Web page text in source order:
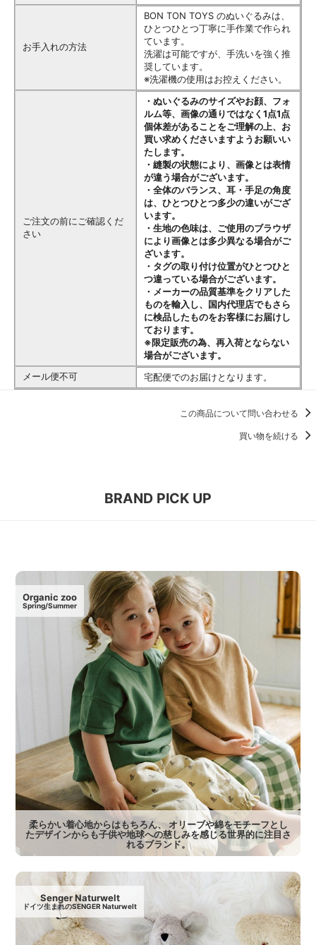
お手入れの方法
BON TON TOYS のぬいぐるみは、
ひとつひとつ丁寧に手作業で作られ
ています。
洗濯は可能ですが、手洗いを強く推
奨しています。
※洗濯機の使用はお控えください。
ご注文の前にご確認くだ
さい
・ぬいぐるみのサイズやお顔、フォ
ルム等、画像の通りではなく1点1点
個体差があることをご理解の上、お
買い求めくださいますようお願いい
たします。
・縫製の状態により、画像とは表情
が違う場合がございます。
・全体のバランス、耳・手足の角度
は、ひとつひとつ多少の違いがござ
います。
・生地の色味は、ご使用のブラウザ
により画像とは多少異なる場合がご
ざいます。
・タグの取り付け位置がひとつひと
つ違っている場合がございます。
・メーカーの品質基準をクリアした
ものを輸入し、国内代理店でもさら
に検品したものをお客様にお届けし
ております。
※限定販売の為、再入荷とならない
場合がございます。
メール便不可
宅配便でのお届けとなります。
この商品について問い合わせる
買い物を続ける
BRAND PICK UP
Organic zoo
Spring/Summer
柔らかい着心地からはもちろん、 オリーブや綿をモチーフとし
たデザインからも子供や地球への慈しみを感じる世界的に注目さ
れるブランド。
Senger Naturwelt
ドイツ生まれのSENGER Naturwelt